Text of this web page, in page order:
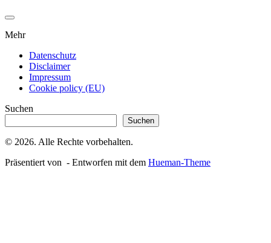
Mehr
Datenschutz
Disclaimer
Impressum
Cookie policy (EU)
Suchen
Suchen
© 2026. Alle Rechte vorbehalten.
Präsentiert von - Entworfen mit dem Hueman-Theme